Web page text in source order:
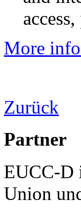
More
Zurück
Partner
EUCC-D
Union